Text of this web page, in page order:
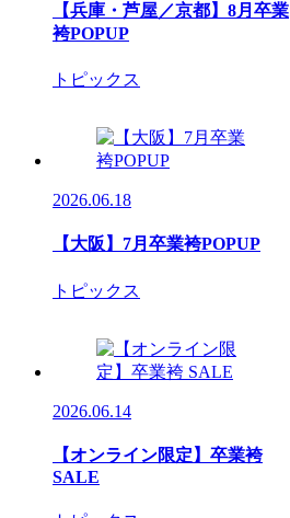
【兵庫・芦屋／京都】8月卒業
袴POPUP
トピックス
2026.06.18
【大阪】7月卒業袴POPUP
トピックス
2026.06.14
【オンライン限定】卒業袴
SALE